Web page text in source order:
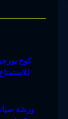
كوخ
ورشة